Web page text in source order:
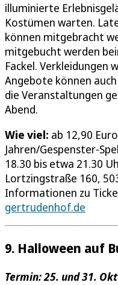
illuminierte
Kostümen warten.
können mitgebracht
mitgebucht werden
Fackel. Verkleidungen
Angebote können
die Veranstaltungen
Abend.
Wie viel: ab 12,90
Jahren/Gespenster-
18.30 bis etwa 21.30
Lortzingstraße 160,
Informationen zu
gertrudenhof.de
9. Halloween auf
Termin: 25. und 31.